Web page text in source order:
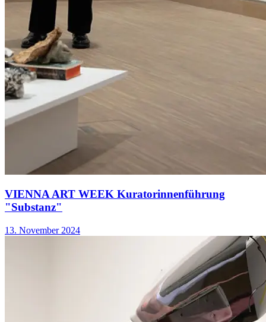
VIENNA ART WEEK Kuratorinnenführung
"Substanz"
13. November 2024